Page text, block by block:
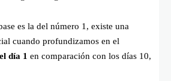
es la del número 1, existe una
cuando profundizamos en el
día 1 en comparación con los días 10,